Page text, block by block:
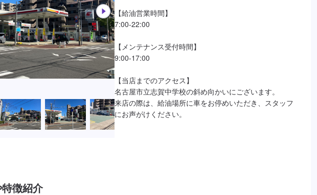
【給油営業時間】
7:00-22:00
【メンテナンス受付時間】
9:00-17:00
【当店までのアクセス】
名古屋市立志賀中学校の斜め向かいにございます。
来店の際は、給油場所に車をお停めいただき、スタッフ
にお声がけください。
徴紹介